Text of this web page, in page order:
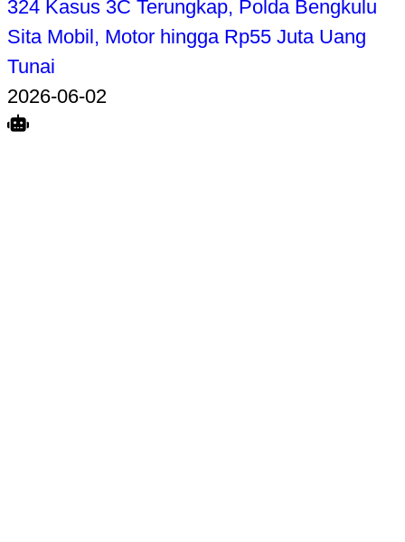
324 Kasus 3C Terungkap, Polda Bengkulu
Sita Mobil, Motor hingga Rp55 Juta Uang
Tunai
2026-06-02